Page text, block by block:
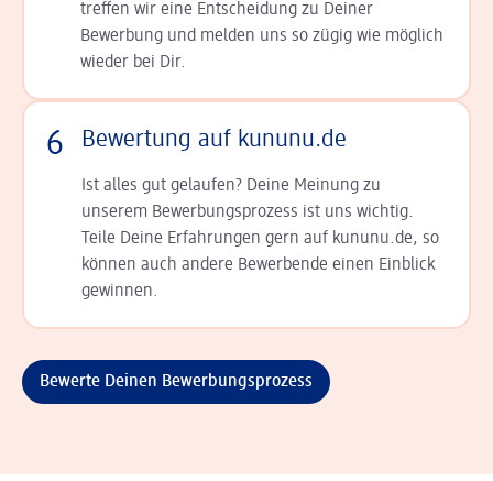
tref­fen wir eine Entscheidung zu Deiner
Bewerbung und melden uns so zügig wie möglich
wieder bei Dir.
6 Bewertung auf kununu.de
Ist alles gut gelaufen? Deine Meinung zu
unserem Bewerbungsprozess ist uns wichtig.
Teile Deine Erfahrungen gern auf kununu.de, so
können auch andere Bewerbende einen Einblick
gewinnen.
Bewerte Deinen Bewerbungsprozess